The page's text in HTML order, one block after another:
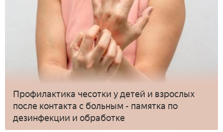
Профилактика чесотки у детей и взрослых
после контакта с больным - памятка по
дезинфекции и обработке